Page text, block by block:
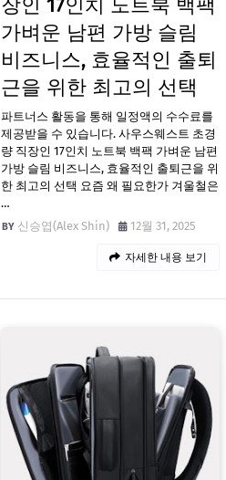
장인 17인치 노트북 백팩
가벼운 남편 가방 슬림
비즈니스, 효율적인 출퇴
근을 위한 최고의 선택
파트너스 활동을 통해 일정액의 수수료를
제공받을 수 있습니다. 사우스웨스트 초경
량 직장인 17인치 노트북 백팩 가벼운 남편
가방 슬림 비즈니스, 효율적인 출퇴근을 위
한 최고의 선택 요즘 왜 필요한가 겨울철은
…
신승엽(Alex Shin)
12월 31, 2025
자세한 내용 보기